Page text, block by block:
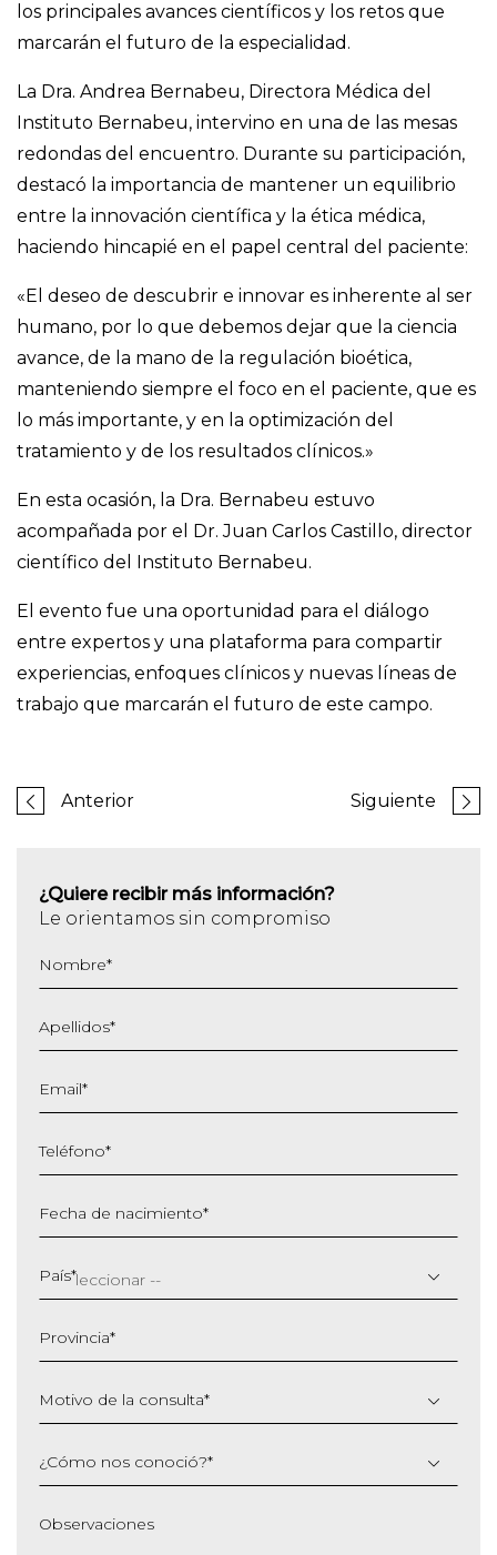
los principales avances científicos y los retos que
marcarán el futuro de la especialidad.
La Dra. Andrea Bernabeu, Directora Médica del
Instituto Bernabeu, intervino en una de las mesas
redondas del encuentro. Durante su participación,
destacó la importancia de mantener un equilibrio
entre la innovación científica y la ética médica,
haciendo hincapié en el papel central del paciente:
«El deseo de descubrir e innovar es inherente al ser
humano, por lo que debemos dejar que la ciencia
avance, de la mano de la regulación bioética,
manteniendo siempre el foco en el paciente, que es
lo más importante, y en la optimización del
tratamiento y de los resultados clínicos.»
En esta ocasión, la Dra. Bernabeu estuvo
acompañada por el Dr. Juan Carlos Castillo, director
científico del Instituto Bernabeu.
El evento fue una oportunidad para el diálogo
entre expertos y una plataforma para compartir
experiencias, enfoques clínicos y nuevas líneas de
trabajo que marcarán el futuro de este campo.
Anterior Siguiente
¿Quiere recibir más información?
Le orientamos sin compromiso
Nombre*
Apellidos*
Email*
Teléfono*
Fecha de nacimiento*
barra
MM
AAAA
País*
Provincia*
Motivo de la consulta*
¿Cómo nos conoció?*
Observaciones